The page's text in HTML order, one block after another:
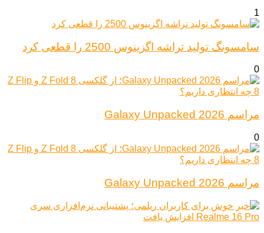
1
سامسونگ تولید تراشه اگزینوس 2500 را قطعی کرد
0
مراسم Galaxy Unpacked 2026
0
مراسم Galaxy Unpacked 2026